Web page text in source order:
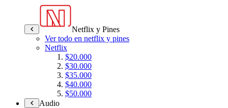
Netflix y Pines
Ver todo en netflix y pines
Netflix
$20.000
$30.000
$35.000
$40.000
$50.000
Audio